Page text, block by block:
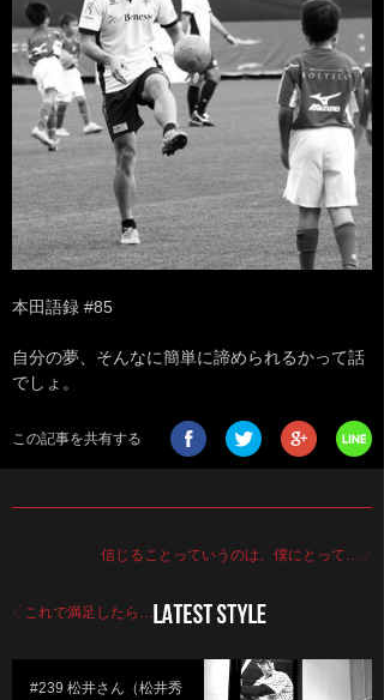
本田語録 #85
自分の夢、そんなに簡単に諦められるかって話
でしょ。
この記事を共有する
信じることっていうのは、僕にとって…
これで満足したら…
#239 松井さん（松井秀